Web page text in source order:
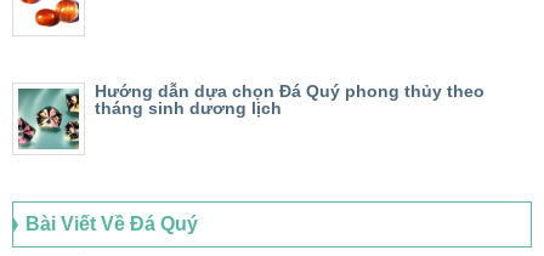
Hướng dẫn dựa chọn Đá Quý phong thủy theo
tháng sinh dương lịch
Bài Viết Về Đá Quý